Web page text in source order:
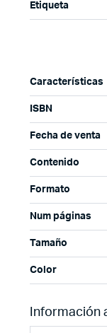
Etiqueta
Características
ISBN
Fecha de venta
Contenido
Formato
Num páginas
Tamaño
Color
Información